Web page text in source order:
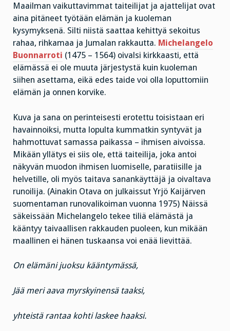
Maailman vaikuttavimmat taiteilijat ja ajattelijat ovat
aina pitäneet työtään elämän ja kuoleman
kysymyksenä. Silti niistä saattaa kehittyä sekoitus
rahaa, rihkamaa ja Jumalan rakkautta. Michelangelo
Buonnarroti (1475 – 1564) oivalsi kirkkaasti, että
elämässä ei ole muuta järjestystä kuin kuoleman
siihen asettama, eikä edes taide voi olla loputtomiin
elämän ja onnen korvike.
Kuva ja sana on perinteisesti erotettu toisistaan eri
havainnoiksi, mutta lopulta kummatkin syntyvät ja
hahmottuvat samassa paikassa – ihmisen aivoissa.
Mikään yllätys ei siis ole, että taiteilija, joka antoi
näkyvän muodon ihmisen luomiselle, paratiisille ja
helvetille, oli myös taitava sanankäyttäjä ja oivaltava
runoilija. (Ainakin Otava on julkaissut Yrjö Kaijärven
suomentaman runovalikoiman vuonna 1975) Näissä
säkeissään Michelangelo tekee tiliä elämästä ja
kääntyy taivaallisen rakkauden puoleen, kun mikään
maallinen ei hänen tuskaansa voi enää lievittää.
On elämäni juoksu kääntymässä,
Jää meri aava myrskyinensä taaksi,
yhteistä rantaa kohti laskee haaksi.